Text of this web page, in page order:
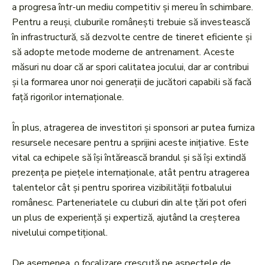
a progresa într-un mediu competitiv și mereu în schimbare.
Pentru a reuși, cluburile românești trebuie să investească
în infrastructură, să dezvolte centre de tineret eficiente și
să adopte metode moderne de antrenament. Aceste
măsuri nu doar că ar spori calitatea jocului, dar ar contribui
și la formarea unor noi generații de jucători capabili să facă
față rigorilor internaționale.
În plus, atragerea de investitori și sponsori ar putea furniza
resursele necesare pentru a sprijini aceste inițiative. Este
vital ca echipele să își întărească brandul și să își extindă
prezența pe piețele internaționale, atât pentru atragerea
talentelor cât și pentru sporirea vizibilității fotbalului
românesc. Parteneriatele cu cluburi din alte țări pot oferi
un plus de experiență și expertiză, ajutând la creșterea
nivelului competițional.